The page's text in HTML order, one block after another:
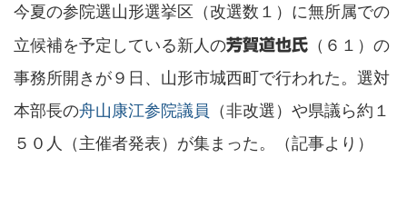
今夏の参院選山形選挙区（改選数１）に無所属での
立候補を予定している新人の芳賀道也氏
（６１）の
事務所開きが９日、山形市城西町で行われた。選対
本部長の舟山康江参院議員 （非改選）や県議ら約１
５０人（主催者発表）が集まった。（記事より）